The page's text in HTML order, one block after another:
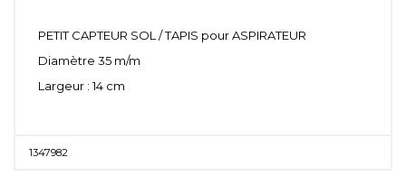
PETIT CAPTEUR SOL / TAPIS pour ASPIRATEUR
Diamètre 35 m/m
Largeur : 14 cm
1347982